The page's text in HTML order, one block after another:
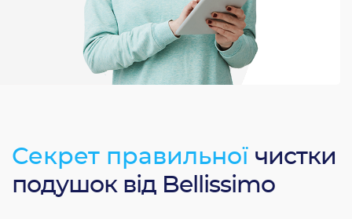
Секрет правильної чистки
подушок від Bellissimo